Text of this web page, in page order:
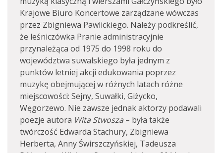
Krajowe Biuro Koncertowe zarządzane wówczas
przez Zbigniewa Pawlickiego. Należy podkreślić,
że leśniczówka Pranie administracyjnie
przynależąca od 1975 do 1998 roku do
województwa suwalskiego była jednym z
punktów letniej akcji edukowania poprzez
muzykę obejmującej w różnych latach różne
miejscowości: Sejny, Suwałki, Giżycko,
Węgorzewo. Nie zawsze jednak aktorzy podawali
poezje autora Wita Stwosza – była także
twórczość Edwarda Stachury, Zbigniewa
Herberta, Anny Świrszczyńskiej, Tadeusza